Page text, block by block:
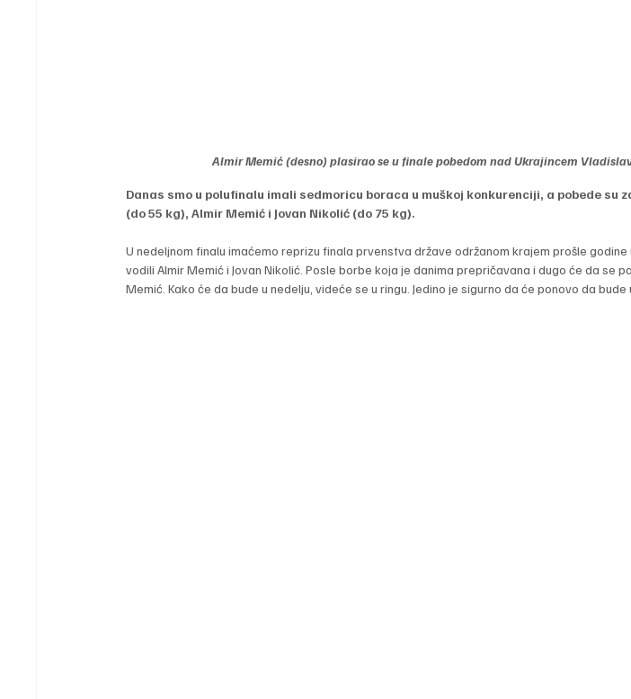
Almir Memić (desno) plasirao se u finale pobedom nad Ukrajincem
Danas smo u polufinalu imali sedmoricu boraca u muškoj konkurenciji, a pobede su
(do 55 kg), Almir Memić i Jovan Nikolić (do 75 kg).
U nedeljnom finalu imaćemo reprizu finala prvenstva države održanom krajem prošle godine
vodili Almir Memić i Jovan Nikolić. Posle borbe koja je danima prepričavana i dugo će da se
Memić. Kako će da bude u nedelju, videće se u ringu. Jedino je sigurno da će ponovo da